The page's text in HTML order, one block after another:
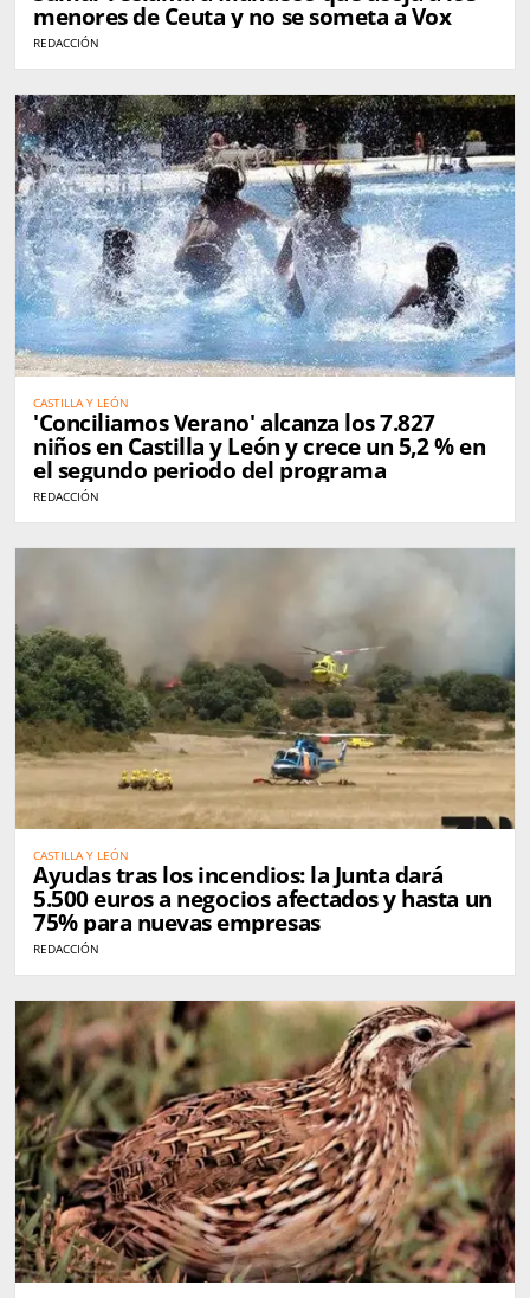
menores de Ceuta y no se someta a Vox
REDACCIÓN
CASTILLA Y LEÓN
'Conciliamos Verano' alcanza los 7.827
niños en Castilla y León y crece un 5,2 % en
el segundo periodo del programa
REDACCIÓN
CASTILLA Y LEÓN
Ayudas tras los incendios: la Junta dará
5.500 euros a negocios afectados y hasta un
75% para nuevas empresas
REDACCIÓN